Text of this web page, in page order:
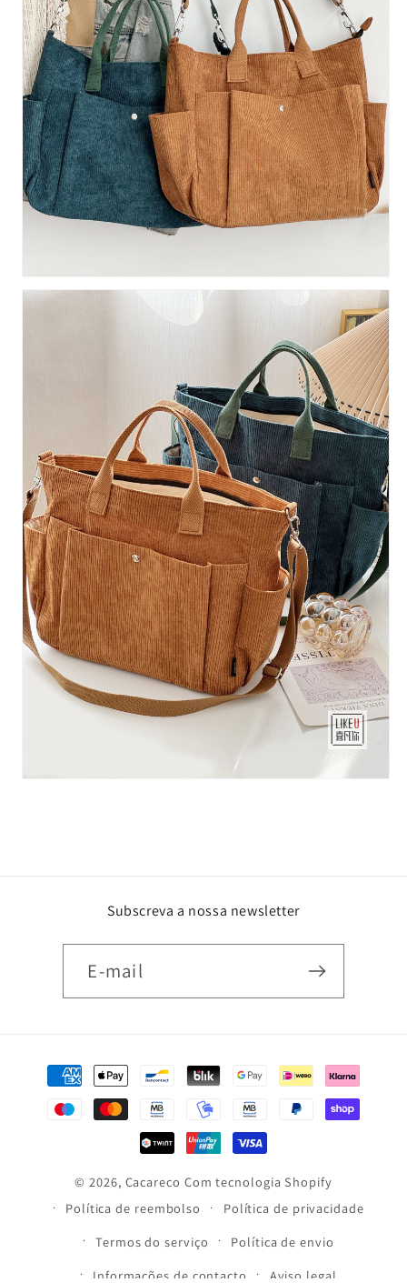
Subscreva a nossa newsletter
E-mail
Métodos
de
pagamento
© 2026, Cacareco Com tecnologia Shopify
Política de reembolso
Política de privacidade
Termos do serviço
Política de envio
Informações de contacto
Aviso legal